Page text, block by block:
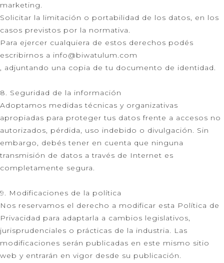
marketing.
Solicitar la limitación o portabilidad de los datos, en los
casos previstos por la normativa.
Para ejercer cualquiera de estos derechos podés
escribirnos a info@biwatulum.com
, adjuntando una copia de tu documento de identidad.
8. Seguridad de la información
Adoptamos medidas técnicas y organizativas
apropiadas para proteger tus datos frente a accesos no
autorizados, pérdida, uso indebido o divulgación. Sin
embargo, debés tener en cuenta que ninguna
transmisión de datos a través de Internet es
completamente segura.
9. Modificaciones de la política
Nos reservamos el derecho a modificar esta Política de
Privacidad para adaptarla a cambios legislativos,
jurisprudenciales o prácticas de la industria. Las
modificaciones serán publicadas en este mismo sitio
web y entrarán en vigor desde su publicación.